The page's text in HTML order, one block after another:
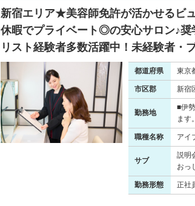
新宿エリア★美容師免許が活かせるビ
休暇でプライベート◎の安心サロン♪
リスト経験者多数活躍中！未経験者・
都道府県 東京
市区郡 新宿
勤務地
■伊
ます
職種名称 アイ
サブ
説明
おっ
勤務形態 正社